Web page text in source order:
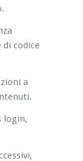
di codice
a
login,